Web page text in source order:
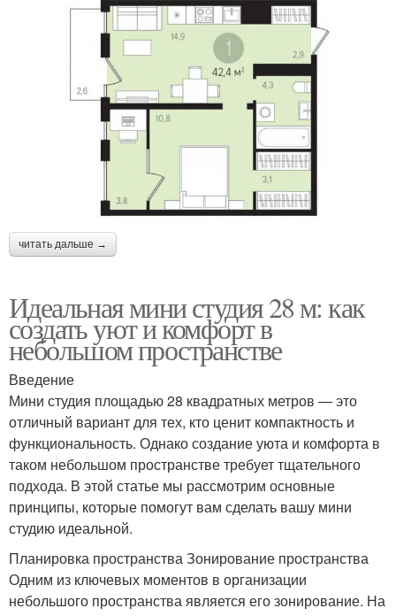
читать дальше →
Идеальная мини студия 28 м: как
создать уют и комфорт в
небольшом пространстве
Введение
Мини студия площадью 28 квадратных метров — это
отличный вариант для тех, кто ценит компактность и
функциональность. Однако создание уюта и комфорта в
таком небольшом пространстве требует тщательного
подхода. В этой статье мы рассмотрим основные
принципы, которые помогут вам сделать вашу мини
студию идеальной.
Планировка пространства Зонирование пространства
Одним из ключевых моментов в организации
небольшого пространства является его зонирование. На